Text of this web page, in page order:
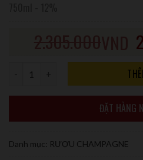
Số lượng
ĐẶT HÀNG
Danh mục: RƯỢU CHAMPAGNE